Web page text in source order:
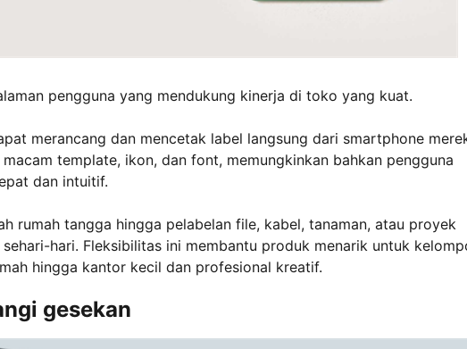
pengguna yang mendukung kinerja di toko yang kuat.
merancang dan mencetak label langsung dari smartphone
template, ikon, dan font, memungkinkan bahkan pengguna
dan intuitif.
rumah tangga hingga pelabelan file, kabel, tanaman, atau proyek
hari. Fleksibilitas ini membantu produk menarik untuk
hingga kantor kecil dan profesional kreatif.
gesekan